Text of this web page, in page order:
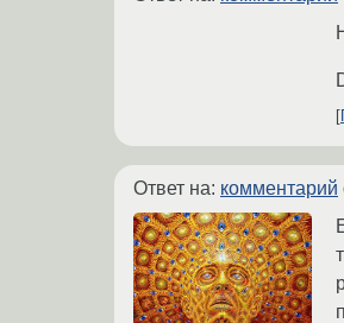
Ответ на: комментарий